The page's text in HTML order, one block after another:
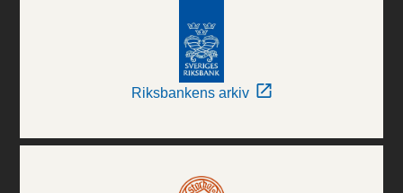
Riksbankens arkiv